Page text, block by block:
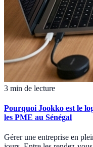
3 min de lecture
Pourquoi Jookko est le
les PME au Sénégal
Gérer une entreprise en